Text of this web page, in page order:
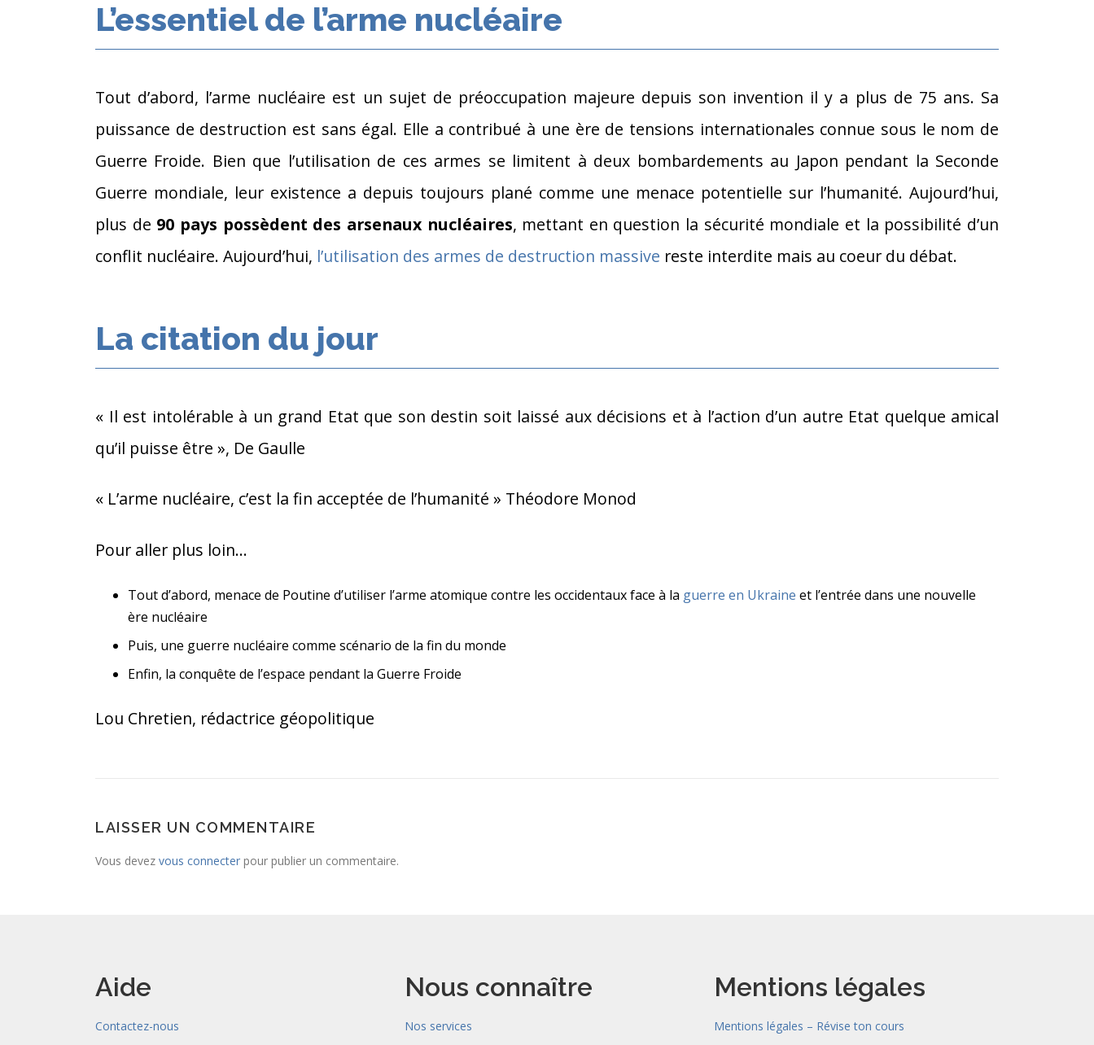
L’essentiel de l’arme nucléaire
Tout d’abord, l’arme nucléaire est un sujet de préoccupation majeure depuis son invention il y a plus de 75 ans. Sa
puissance de destruction est sans égal. Elle a contribué à une ère de tensions internationales connue sous le nom de
Guerre Froide. Bien que l’utilisation de ces armes se limitent à deux bombardements au Japon pendant la Seconde
Guerre mondiale, leur existence a depuis toujours plané comme une menace potentielle sur l’humanité. Aujourd’hui,
plus de 90 pays possèdent des arsenaux nucléaires, mettant en question la sécurité mondiale et la possibilité d’un
conflit nucléaire. Aujourd’hui, l’utilisation des armes de destruction massive reste interdite mais au coeur du débat.
La citation du jour
« Il est intolérable à un grand Etat que son destin soit laissé aux décisions et à l’action d’un autre Etat quelque amical
qu’il puisse être », De Gaulle
« L’arme nucléaire, c’est la fin acceptée de l’humanité » Théodore Monod
Pour aller plus loin…
Tout d’abord, menace de Poutine d’utiliser l’arme atomique contre les occidentaux face à la guerre en Ukraine et l’entrée dans une nouvelle
ère nucléaire
Puis, une guerre nucléaire comme scénario de la fin du monde
Enfin, la conquête de l’espace pendant la Guerre Froide
Lou Chretien, rédactrice géopolitique
LAISSER UN COMMENTAIRE
Vous devez vous connecter pour publier un commentaire.
Aide
Contactez-nous
Nous connaître
Nos services
Mentions légales
Mentions légales – Révise ton cours